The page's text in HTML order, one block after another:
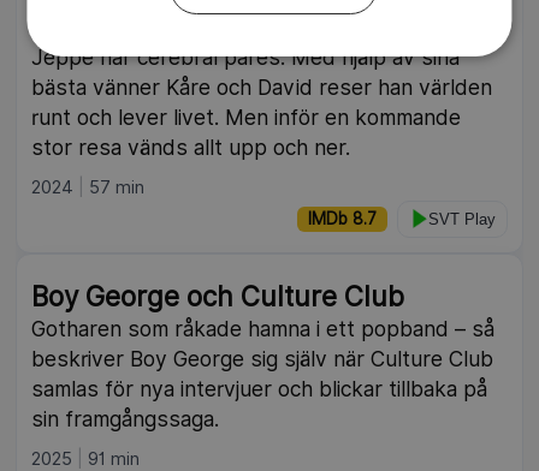
Inte utan min wingman
Jeppe har cerebral pares. Med hjälp av sina
bästa vänner Kåre och David reser han världen
runt och lever livet. Men inför en kommande
stor resa vänds allt upp och ner.
2024 57 min
IMDb 8.7 SVT Play
Boy George och Culture Club
Gotharen som råkade hamna i ett popband – så
beskriver Boy George sig själv när Culture Club
samlas för nya intervjuer och blickar tillbaka på
sin framgångssaga.
2025 91 min